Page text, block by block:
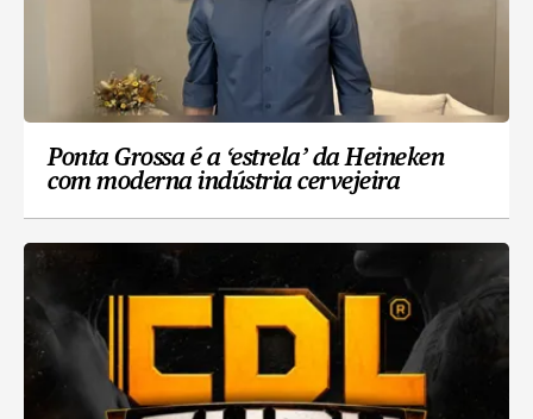
Ponta Grossa é a ‘estrela’ da Heineken
com moderna indústria cervejeira